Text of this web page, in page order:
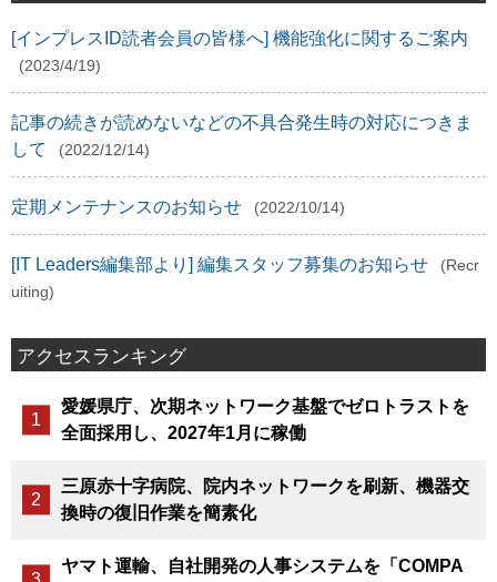
[インプレスID読者会員の皆様へ] 機能強化に関するご案内
(2023/4/19)
記事の続きが読めないなどの不具合発生時の対応につきま
して
(2022/12/14)
定期メンテナンスのお知らせ (2022/10/14)
[IT Leaders編集部より] 編集スタッフ募集のお知らせ
(Recr
uiting)
アクセスランキング
愛媛県庁、次期ネットワーク基盤でゼロトラストを
全面採用し、2027年1月に稼働
三原赤十字病院、院内ネットワークを刷新、機器交
換時の復旧作業を簡素化
ヤマト運輸、自社開発の人事システムを「COMPA